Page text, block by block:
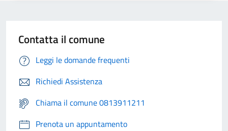
Contatta il comune
Leggi le domande frequenti
Richiedi Assistenza
Chiama il comune 0813911211
Prenota un appuntamento